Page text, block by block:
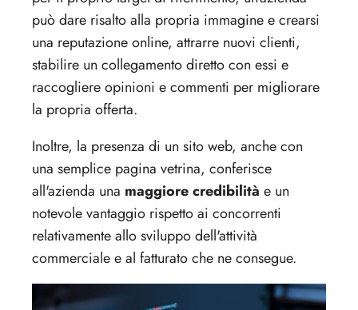
può dare risalto alla propria immagine e crearsi
una reputazione online, attrarre nuovi clienti,
stabilire un collegamento diretto con essi e
raccogliere opinioni e commenti per migliorare
la propria offerta.
Inoltre, la presenza di un sito web, anche con
una semplice pagina vetrina, conferisce
all'azienda una maggiore credibilità e un
notevole vantaggio rispetto ai concorrenti
relativamente allo sviluppo dell'attività
commerciale e al fatturato che ne consegue.